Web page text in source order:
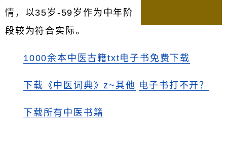
情，以35岁-59岁作为中年阶
段较为符合实际。
1000余本中医古籍txt电子书免费下载
下载《中医词典》z~其他 电子书打不开？
下载所有中医书籍